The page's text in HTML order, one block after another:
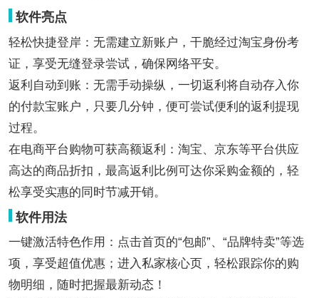
软件亮点
轻松快捷登岸：无需建立新账户，干脆经过淘宝身份考
证，享受无缝登录尝试，确保网络平安。
返利自动到账：无需手动操纵，一切返利将自动存入你
的付款宝账户，只要几分钟，便可尝试便利的返利提现
过程。
在电商平台购物可获高额返利：淘宝、京东等平台供应
高达的商品折扣，最高返利比例可达你采购金额的，轻
松享受实惠的同时节减开销。
软件用法
一键激活特色作用：点击首页的“包邮”、“品牌特卖”等选
项，享受超值优惠；进入私家核心页，轻松跟踪你的购
物明细，随时把握最新动态！